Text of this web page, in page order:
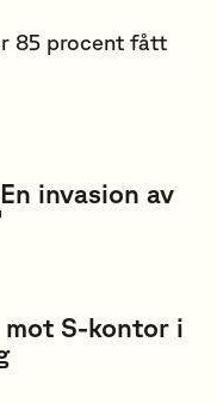
85 procent fått
invasion av
mot S-kontor i